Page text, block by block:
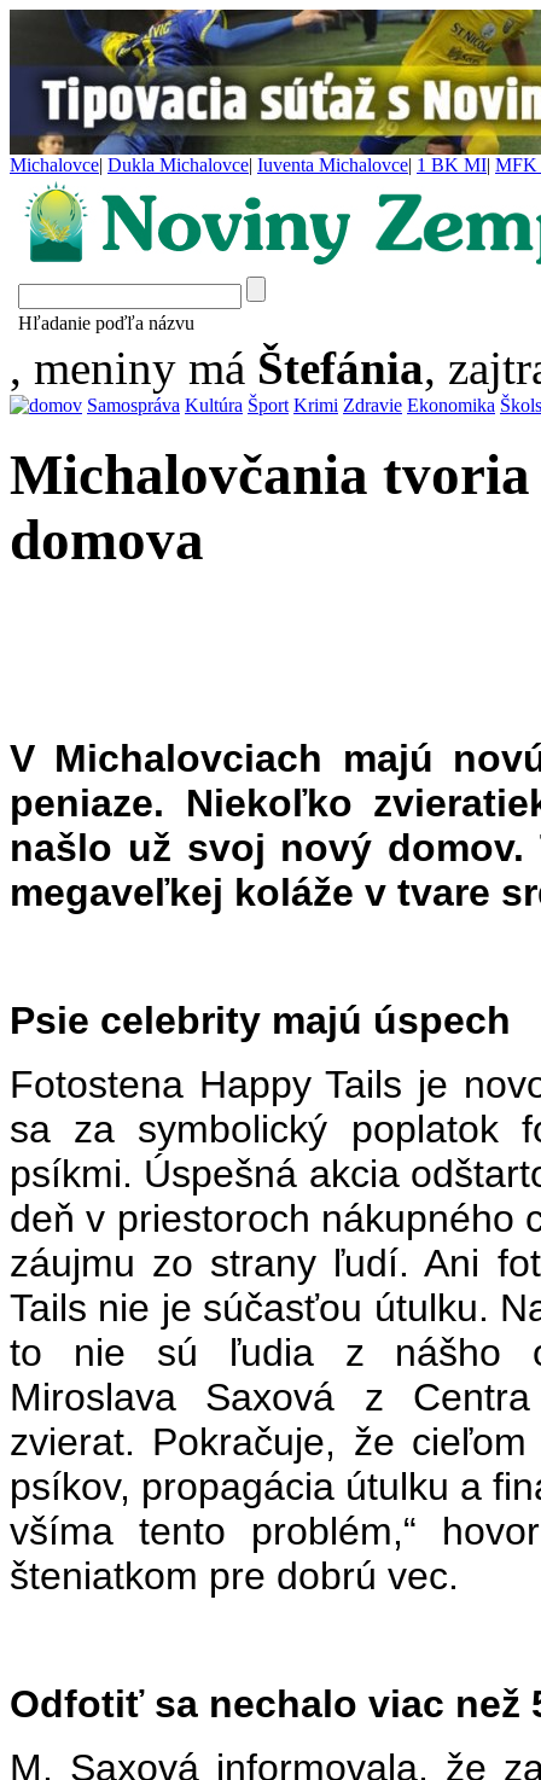
Michalovce| Dukla Michalovce| Iuventa Michalovce| 1 BK MI| MFK
Hľadanie poďľa názvu
, meniny má Štefánia,
Samospráva Kultúra Šport Krimi Zdravie Ekonomika
Michalovčania tvoria
domova
V Michalovciach majú
peniaze. Niekoľko
našlo už svoj nový
megaveľkej koláže v tvare
Psie celebrity majú úspech
Fotostena Happy Tails je
sa za symbolický poplatok
psíkmi. Úspešná akcia
deň v priestoroch nákupného
záujmu zo strany ľudí. Ani
Tails nie je súčasťou útulku.
to nie sú ľudia z nášho
Miroslava Saxová z
zvierat. Pokračuje, že
psíkov, propagácia útulku a
všíma tento problém,“
šteniatkom pre dobrú vec.
Odfotiť sa nechalo viac než
M. Saxová informovala, že